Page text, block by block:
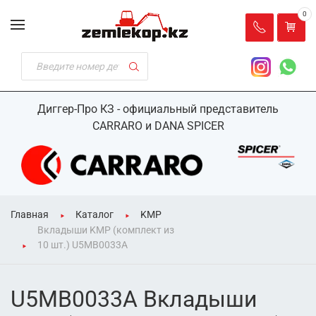
Диггер-Про КЗ - официальный представитель
CARRARO и DANA SPICER
0
Главная Каталог
KMP
Вкладыши KMP (комплект из
10 шт.) U5MB0033A
U5MB0033A Вкладыши